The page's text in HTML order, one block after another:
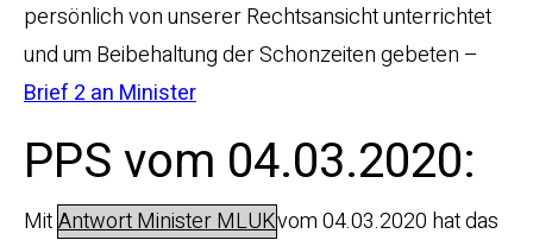
persönlich von unserer Rechtsansicht unterrichtet
und um Beibehaltung der Schonzeiten gebeten –
Brief 2 an Minister
PPS vom 04.03.2020:
MitAntwort Minister MLUKvom 04.03.2020 hat das